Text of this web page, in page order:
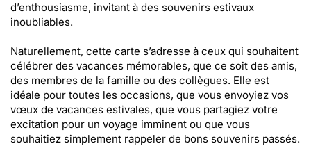
d’enthousiasme, invitant à des souvenirs estivaux
inoubliables.
Naturellement, cette carte s’adresse à ceux qui souhaitent
célébrer des vacances mémorables, que ce soit des amis,
des membres de la famille ou des collègues. Elle est
idéale pour toutes les occasions, que vous envoyiez vos
vœux de vacances estivales, que vous partagiez votre
excitation pour un voyage imminent ou que vous
souhaitiez simplement rappeler de bons souvenirs passés.